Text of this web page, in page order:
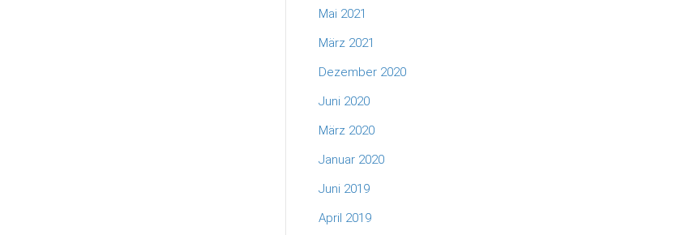
Mai 2021
März 2021
Dezember 2020
Juni 2020
März 2020
Januar 2020
Juni 2019
April 2019